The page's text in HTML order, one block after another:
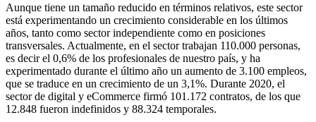
Aunque tiene un tamaño reducido en términos relativos, este sector
está experimentando un crecimiento considerable en los últimos
años, tanto como sector independiente como en posiciones
transversales. Actualmente, en el sector trabajan 110.000 personas,
es decir el 0,6% de los profesionales de nuestro país, y ha
experimentado durante el último año un aumento de 3.100 empleos,
que se traduce en un crecimiento de un 3,1%. Durante 2020, el
sector de digital y eCommerce firmó 101.172 contratos, de los que
12.848 fueron indefinidos y 88.324 temporales.